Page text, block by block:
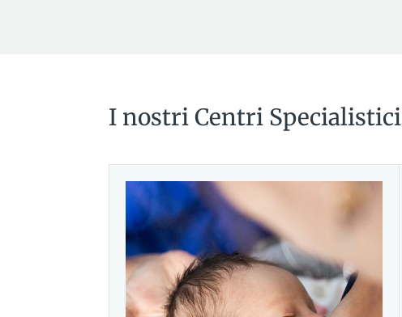
I nostri Centri Specialistici